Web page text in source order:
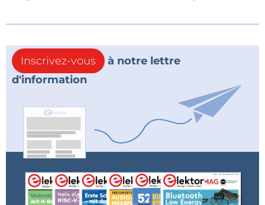
Inscrivez-vous
à notre lettre
d'information